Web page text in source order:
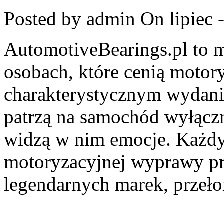
Posted by admin On lipiec
AutomotiveBearings.pl to
osobach, które cenią
charakterystycznym
patrzą na samochód
widzą w nim emocje.
motoryzacyjnej wyprawy
legendarnych marek,